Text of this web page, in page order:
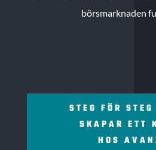
börsmarknaden
STEG FÖR
SKAPAR ETT
HOS